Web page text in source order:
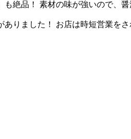
絶品！ 素材の味が強いので、
りました！ お店は時短営業を